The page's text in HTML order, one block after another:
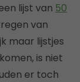
lijst van 50
van
maar lijstjes
is niet
er toch